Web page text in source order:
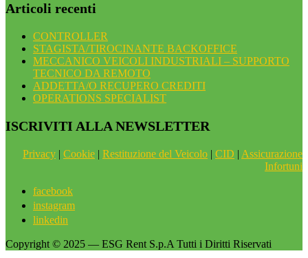
Articoli recenti
CONTROLLER
STAGISTA/TIROCINANTE BACKOFFICE
MECCANICO VEICOLI INDUSTRIALI – SUPPORTO
TECNICO DA REMOTO
ADDETTA/O RECUPERO CREDITI
OPERATIONS SPECIALIST
ISCRIVITI ALLA NEWSLETTER
Privacy | Cookie | Restituzione del Veicolo | CID | Assicurazione
Infortuni
facebook
instagram
linkedin
Copyright © 2025 — ESG Rent S.p.A Tutti i Diritti Riservati